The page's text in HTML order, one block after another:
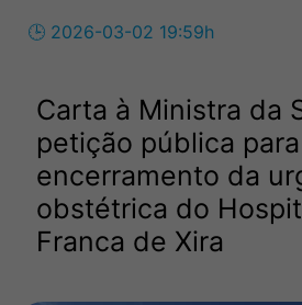
🕒 2026-03-02 19:59h
Carta à Ministra da
petição pública
encerramento da
obstétrica do
Franca de Xira